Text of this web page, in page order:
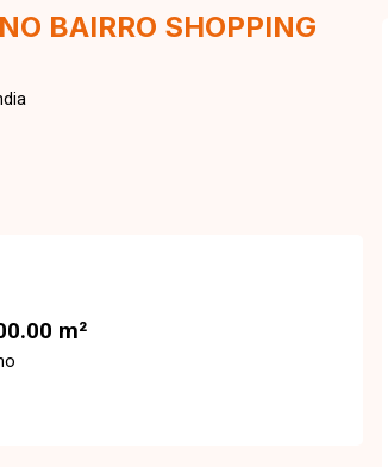
BAIRRO SHOPPING
m²